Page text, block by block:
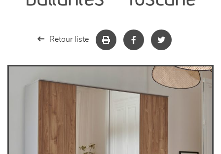
décoration
Retour liste